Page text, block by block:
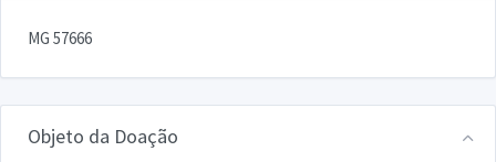
MG 57666
Objeto da Doação